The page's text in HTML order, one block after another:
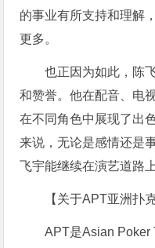
的事业有所支持和理解
更多。
也正因为如此，陈
和赞誉。他在配音、电
在不同角色中展现了出
来说，无论是感情还是
飞宇能继续在演艺道路
【关于APT亚洲扑
APT是Asian Poker